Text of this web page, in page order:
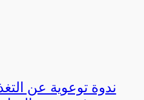
ندوة توعوية عن